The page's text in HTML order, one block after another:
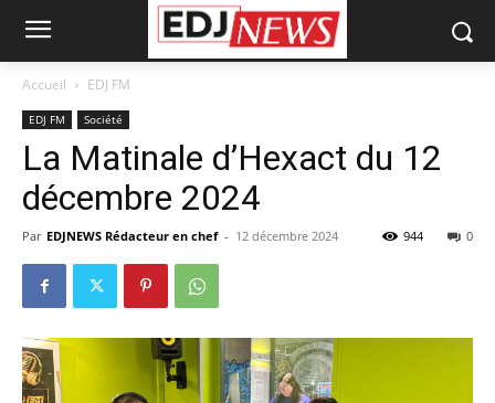
Accueil EDJ FM
EDJ FM Société
La Matinale d’Hexact du 12
décembre 2024
Par EDJNEWS Rédacteur en chef - 12 décembre 2024 0
944